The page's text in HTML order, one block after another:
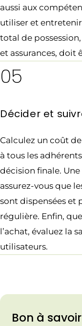
aussi aux
utiliser et
total de
et assurances, doit
05
Décider et
Calculez un coût
à tous les
décision finale.
assurez-vous que
sont dispensées et
régulière. Enfin,
l’achat, évaluez la
utilisateurs.
Bon à savoir